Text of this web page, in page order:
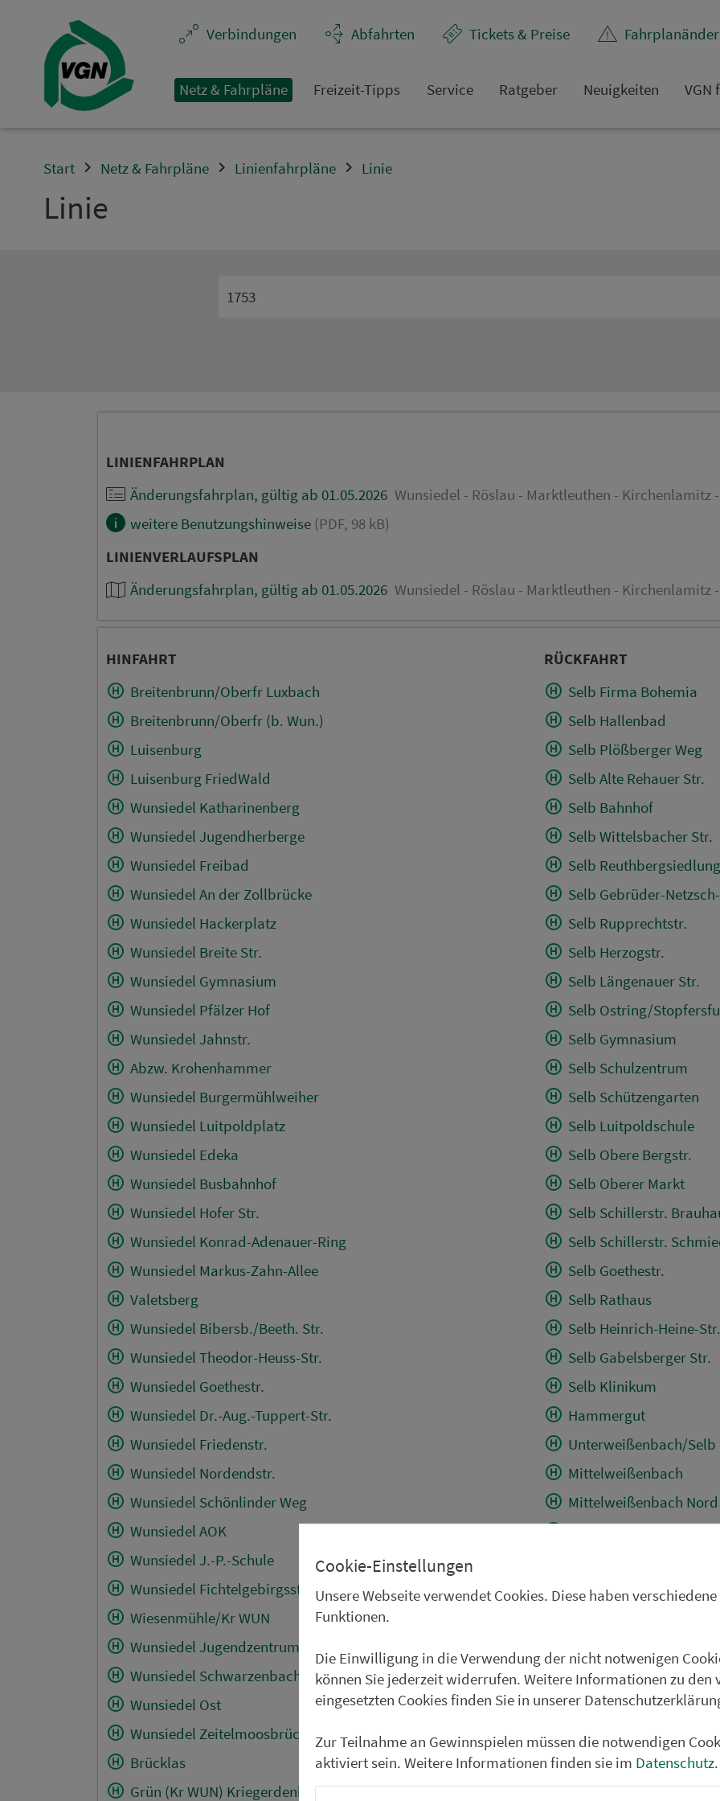
Ver­bin­dungen
Abfahrten Tickets & Preise
Netz & Fahrpläne Frei­zeit-Tipps Service Rat­ge­ber Neuigkeiten VGN
Start Netz & Fahrpläne Linienfahrpläne Linie
Linie
LINIENFAHRPLAN
Änderungsfahrplan, gültig ab 01.05.2026 Wunsiedel - Röslau - Marktleuthen - Kirchenlamitz -
weitere Benutzungshinweise (PDF, 98 kB)
LINIENVERLAUFSPLAN
Änderungsfahrplan, gültig ab 01.05.2026 Wunsiedel - Röslau - Marktleuthen - Kirchenlamitz -
HINFAHRT
Breitenbrunn/Oberfr Luxbach
Breitenbrunn/Oberfr (b. Wun.)
Luisenburg
Luisenburg FriedWald
Wunsiedel Katharinenberg
Wunsiedel Jugendherberge
Wunsiedel Freibad
Wunsiedel An der Zollbrücke
Wunsiedel Hackerplatz
Wunsiedel Breite Str.
Wunsiedel Gymnasium
Wunsiedel Pfälzer Hof
Wunsiedel Jahnstr.
Abzw. Krohenhammer
Wunsiedel Burgermühlweiher
Wunsiedel Luitpoldplatz
Wunsiedel Edeka
Wunsiedel Busbahnhof
Wunsiedel Hofer Str.
Wunsiedel Konrad-Adenauer-Ring
Wunsiedel Markus-Zahn-Allee
Valetsberg
Wunsiedel Bibersb./Beeth. Str.
Wunsiedel Theodor-Heuss-Str.
Wunsiedel Goethestr.
Wunsiedel Dr.-Aug.-Tuppert-Str.
Wunsiedel Friedenstr.
Wunsiedel Nordendstr.
Wunsiedel Schönlinder Weg
Wunsiedel AOK
Wunsiedel J.-P.-Schule
Wunsiedel Fichtelgebirgsstad.
Wiesenmühle/Kr WUN
Wunsiedel Jugendzentrum
Wunsiedel Schwarzenbachgrund
Wunsiedel Ost
Wunsiedel Zeitelmoosbrücke
Brücklas
Grün (Kr WUN) Kriegerdenkmal
RÜCKFAHRT
Selb Firma Bohemia
Selb Hallenbad
Selb Plößberger Weg
Selb Alte Rehauer Str.
Selb Bahnhof
Selb Wittelsbacher Str.
Selb Reuthbergsiedlung
Selb Gebrüder-
Selb Rupprechtstr.
Selb Herzogstr.
Selb Längenauer Str.
Selb Ostring/
Selb Gymnasium
Selb Schulzentrum
Selb Schützengarten
Selb Luitpoldschule
Selb Obere Bergstr.
Selb Oberer Markt
Selb Schillerstr.
Selb Schillerstr.
Selb Goethestr.
Selb Rathaus
Selb Heinrich-Heine-Str.
Selb Gabelsberger Str.
Selb Klinikum
Hammergut
Unterweißenbach/Selb
Mittelweißenbach
Mittelweißenbach Nord
Steinselb
Heidelheim
Heidelheim
Großwendern Abzw. von
Großwendern
Großwendern Ort
Cookie-Einstellungen
Unsere Webseite verwendet Cookies. Diese haben verschiedene
Funktionen.
Die Einwilligung in die Verwendung der nicht notwenigen
können Sie jederzeit widerrufen. Weitere Informationen zu den
eingesetzten Cookies finden Sie in unserer
Zur Teilnahme an Gewinnspielen müssen die notwendigen
aktiviert sein. Weitere Informationen finden sie im Datenschutz.